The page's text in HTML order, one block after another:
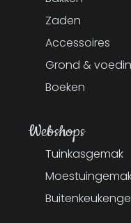
Zaden
Accessoires
Grond &
Boeken
Webshops
Tuinkasgemak